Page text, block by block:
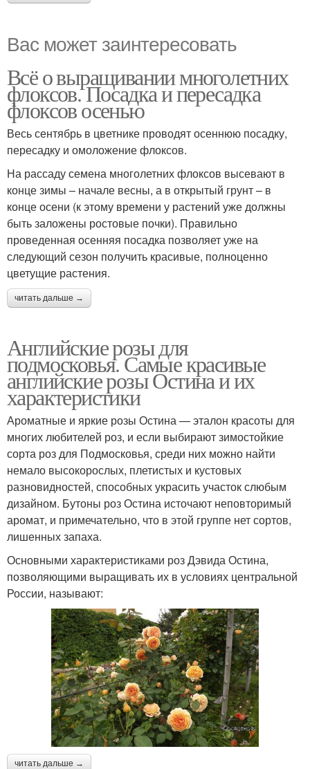
Вас может заинтересовать
Всё о выращивании многолетних
флоксов. Посадка и пересадка
флоксов осенью
Весь сентябрь в цветнике проводят осеннюю посадку,
пересадку и омоложение флоксов.
На рассаду семена многолетних флоксов высевают в
конце зимы – начале весны, а в открытый грунт – в
конце осени (к этому времени у растений уже должны
быть заложены ростовые почки). Правильно
проведенная осенняя посадка позволяет уже на
следующий сезон получить красивые, полноценно
цветущие растения.
читать дальше →
Английские розы для
подмосковья. Самые красивые
английские розы Остина и их
характеристики
Ароматные и яркие розы Остина — эталон красоты для
многих любителей роз, и если выбирают зимостойкие
сорта роз для Подмосковья, среди них можно найти
немало высокорослых, плетистых и кустовых
разновидностей, способных украсить участок слюбым
дизайном. Бутоны роз Остина источают неповторимый
аромат, и примечательно, что в этой группе нет сортов,
лишенных запаха.
Основными характеристиками роз Дэвида Остина,
позволяющими выращивать их в условиях центральной
России, называют:
читать дальше →